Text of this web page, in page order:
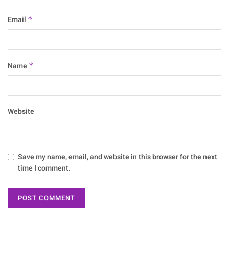
Email *
Name *
Website
Save my name, email, and website in this browser for the next
time I comment.